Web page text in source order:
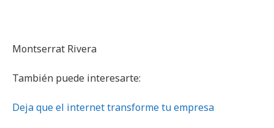
Montserrat Rivera
También puede interesarte:
Deja que el internet transforme tu empresa